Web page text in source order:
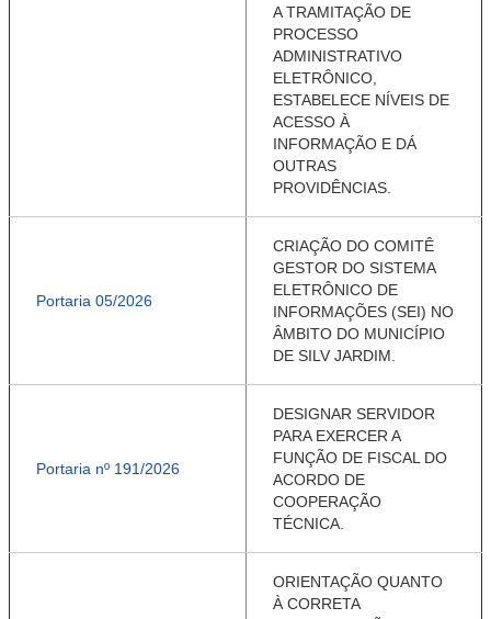
A TRAMITAÇÃO DE
PROCESSO
ADMINISTRATIVO
ELETRÔNICO,
ESTABELECE NÍVEIS DE
ACESSO À
INFORMAÇÃO E DÁ
OUTRAS
PROVIDÊNCIAS.
Portaria 05/2026
CRIAÇÃO DO COMITÊ
GESTOR DO SISTEMA
ELETRÔNICO DE
INFORMAÇÕES (SEI) NO
ÂMBITO DO MUNICÍPIO
DE SILV JARDIM.
Portaria nº 191/2026
DESIGNAR SERVIDOR
PARA EXERCER A
FUNÇÃO DE FISCAL DO
ACORDO DE
COOPERAÇÃO
TÉCNICA.
ORIENTAÇÃO QUANTO
À CORRETA